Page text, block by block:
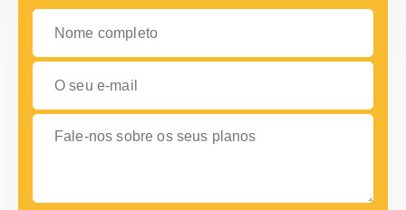
Nome completo
O seu e-mail
Fale-nos sobre os seus planos